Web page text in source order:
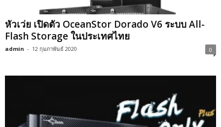
หัวเว่ย เปิดตัว OceanStor Dorado V6 ระบบ All-
Flash Storage ในประเทศไทย
admin - 12 กุมภาพันธ์ 2020 0